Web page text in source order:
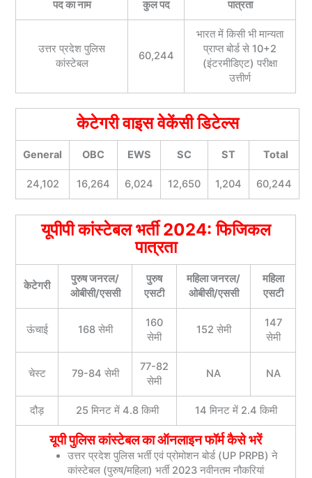
पद का नाम कुल पद पात्रता
उत्तर प्रदेश पुलिस
कांस्टेबल
60,244
भारत में किसी भी मान्यता
प्राप्त बोर्ड से 10+2
(इंटरमीडिएट) परीक्षा
उत्तीर्ण
केटेगरी वाइस वेकेंसी डिटेल्स
General OBC EWS SC ST Total
24,102 16,264 6,024 12,650 1,204 60,244
यूपीपी कांस्टेबल भर्ती 2024: फिजिकल
पात्रता
केटेगरी
पुरुष जनरल/
ओबीसी/एससी
पुरुष
एसटी
महिला जनरल/
ओबीसी/एससी
महिला
एसटी
ऊंचाई 168 सेमी
160
सेमी
152 सेमी
147
सेमी
चेस्ट 79-84 सेमी
77-82
सेमी
NA NA
दौड़ 25 मिनट में 4.8 किमी 14 मिनट में 2.4 किमी
यूपी पुलिस कांस्टेबल का ऑनलाइन फॉर्म कैसे भरें
उत्तर प्रदेश पुलिस भर्ती एवं प्रोमोशन बोर्ड (UP PRPB) ने
कांस्टेबल (पुरुष/महिला) भर्ती 2023 नवीनतम नौकरियां